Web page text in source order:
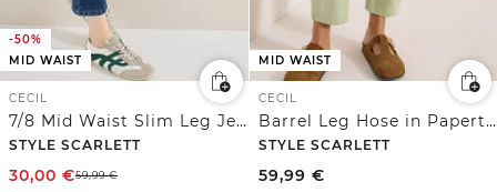
-50%
MID WAIST
CECIL
7/8 Mid Waist Slim Leg Jeans im Casual Fit
STYLE SCARLETT
30,00 €59,99€
MID WAIST
CECIL
Barrel Leg Hose in Papertouch Qualität
STYLE SCARLETT
59,99 €